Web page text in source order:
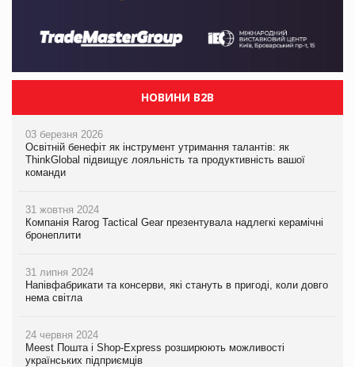
НОВИНИ B2B
03 березня 2026
Освітній бенефіт як інструмент утримання талантів: як
ThinkGlobal підвищує лояльність та продуктивність вашої
команди
31 жовтня 2024
Компанія Rarog Tactical Gear презентувала надлегкі керамічні
бронеплити
31 липня 2024
Напівфабрикати та консерви, які стануть в пригоді, коли довго
нема світла
24 червня 2024
Meest Пошта і Shop-Express розширюють можливості
українських підприємців